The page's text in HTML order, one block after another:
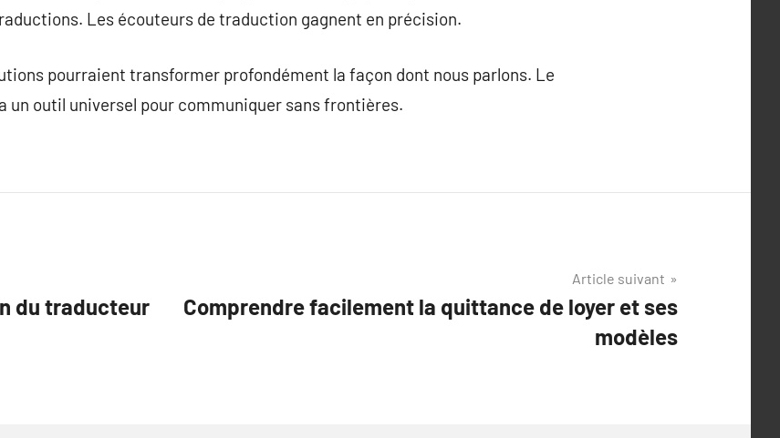
Les écouteurs de traduction gagnent en précision.
pourraient transformer profondément la façon dont nous parlons. Le
outil universel pour communiquer sans frontières.
du traducteur
Article suivant
Comprendre facilement la quittance de loyer et ses
modèles